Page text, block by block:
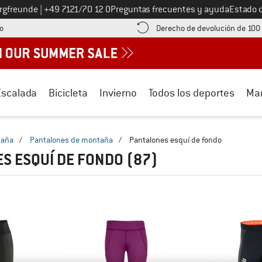
Llámenos al
+49 7121/70 12 0Preguntas frecuentes y ayudaEstado
¡encuentre información sobre el pago aquí! Se abre en una ventana de
Derecho de devolución de
Bicicleta Invierno Todos los deportes
/ Pantalones de montaña / Pantalones esquí de fondo
ESQUÍ DE FONDO (87)